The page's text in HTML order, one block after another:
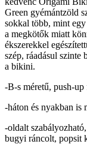
Green gyémántzöld
sokkal több, mint
a megkötők miatt
ékszerekkel
szép, ráadásul szinte
a bikini.
-B-s méretű, push-up
-háton és nyakban is
-oldalt
bugyi ráncolt, popsit